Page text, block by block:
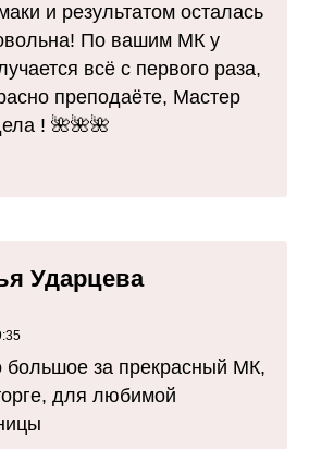
и результатом осталась
По вашим МК у
всё с первого раза,
преподаёте, Мастер
! 🌺🌺🌺
Ударцева
большое за прекрасный МК,
для любимой